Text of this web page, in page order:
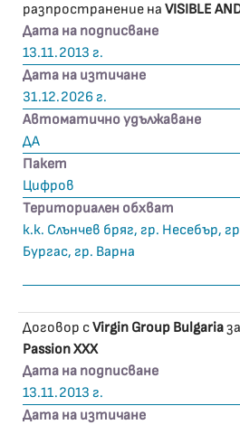
разпространение на VISIBLE
Дата на подписване
13.11.2013 г.
Дата на изтичане
31.12.2026 г.
Автоматично удължаване
ДА
Пакет
Цифров
Териториален обхват
к.к. Слънчев бряг, гр. Несебър,
Бургас, гр. Варна
Договор сVirgin Group Bulgaria
Passion XXX
Дата на подписване
13.11.2013 г.
Дата на изтичане